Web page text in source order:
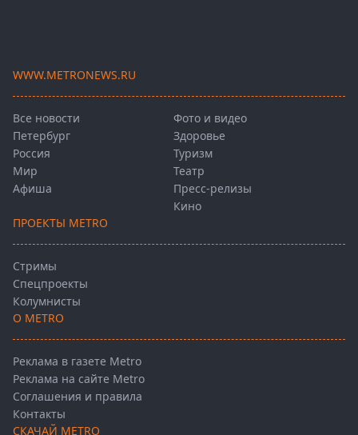
WWW.METRONEWS.RU
Все новости
Петербург
Россия
Мир
Афиша
Фото и видео
Здоровье
Туризм
Театр
Пресс-релизы
Кино
ПРОЕКТЫ METRO
Стримы
Спецпроекты
Колумнисты
О METRO
Реклама в газете Metro
Реклама на сайте Metro
Соглашения и правила
Контакты
СКАЧАЙ METRO